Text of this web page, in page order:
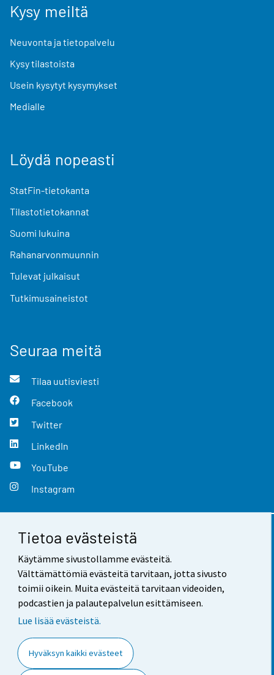
Tietoa evästeistä
Käytämme sivustollamme evästeitä.
Välttämättömiä evästeitä tarvitaan, jotta sivusto
toimii oikein. Muita evästeitä tarvitaan videoiden,
podcastien ja palautepalvelun esittämiseen.
Lue lisää evästeistä.
Hyväksyn kaikki evästeet
Kysy meiltä
Neuvonta ja tietopalvelu
Kysy tilastoista
Usein kysytyt kysymykset
Medialle
Löydä nopeasti
StatFin-tietokanta
Tilastotietokannat
Suomi lukuina
Rahanarvonmuunnin
Tulevat julkaisut
Tutkimusaineistot
Seuraa meitä
Tilaa uutisviesti
Facebook
Twitter
LinkedIn
YouTube
Instagram
Yhteystiedot
Palaute
Käyttöehdot
Saavutettavuus
Tietoa sivustosta